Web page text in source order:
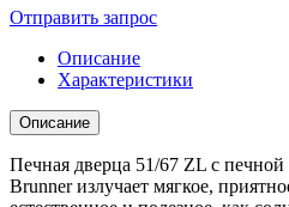
Отправить запрос
Описание
Характеристики
Описание
Печная дверца 51/67 ZL с
Brunner излучает мягкое,